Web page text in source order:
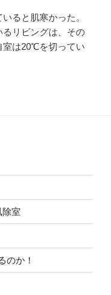
ると肌寒かった。
リビングは、その
室は20℃を切ってい
除室
のか！